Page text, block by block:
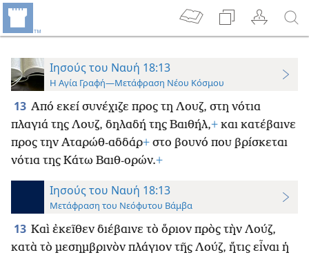
Ιησούς του Ναυή 18:13
Η Αγία Γραφή—Μετάφραση Νέου Κόσμου
13 Από εκεί συνέχιζε προς τη Λουζ, στη νότια
πλαγιά της Λουζ, δηλαδή της Βαιθήλ,+ και κατέβαινε
προς την Αταρώθ-αδδάρ+ στο βουνό που βρίσκεται
νότια της Κάτω Βαιθ-ορών.+
Ιησούς του Ναυή 18:13
Μετάφραση του Νεόφυτου Βάμβα
13 Καὶ ἐκεῖθεν διέβαινε τὸ ὅριον πρὸς τὴν Λούζ,
κατὰ τὸ μεσημβρινὸν πλάγιον τῆς Λούζ, ἥτις εἶναι ἡ